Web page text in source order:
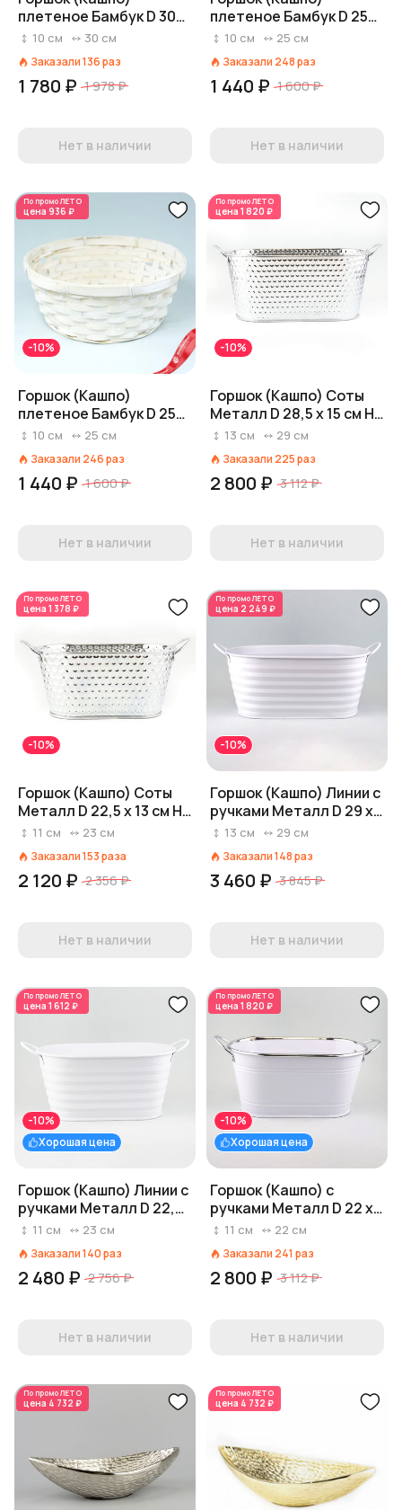
плетеное Бамбук D 30
см H 10 см Натуральный
10 см 30 см
Заказали136раз
1 780 ₽ 1 978 ₽
Нет в наличии
плетеное Бамбук D 25
см H 10 см Натуральный
10 см 25 см
Заказали 248раз
1 440 ₽ 1 600 ₽
Нет в наличии
По промоЛЕТО
цена 936 ₽
-10%
Горшок (Кашпо)
плетеное Бамбук D 25
см H 10 см Белый
10 см 25 см
Заказали 246раз
1 440 ₽ 1 600 ₽
Нет в наличии
По промоЛЕТО
цена 1 820 ₽
-10%
Горшок (Кашпо) Соты
Металл D 28,5 x 15 см H
12,5 см Серебряный
13 см 29 см
Заказали 225раз
2 800 ₽ 3 112 ₽
Нет в наличии
По промоЛЕТО
цена 1 378 ₽
-10%
Горшок (Кашпо) Соты
Металл D 22,5 x 13 см H
11 см Серебряный
11 см 23 см
Заказали153раза
2 120 ₽ 2 356 ₽
Нет в наличии
По промоЛЕТО
цена 2 249 ₽
-10%
Горшок (Кашпо) Линии с
ручками Металл D 29 x
15 см H 12,5 см Белый
13 см 29 см
Заказали148раз
3 460 ₽ 3 845 ₽
Нет в наличии
По промоЛЕТО
цена 1 612 ₽
Хорошая цена
-10%
Горшок (Кашпо) Линии с
ручками Металл D 22,5
x 13 см H 10,5 см Белый
11 см 23 см
Заказали140раз
2 480 ₽ 2 756 ₽
Нет в наличии
По промоЛЕТО
цена 1 820 ₽
Хорошая цена
-10%
Горшок (Кашпо) с
ручками Металл D 22 x
12,5 см H 10,5 см Белый
11 см 22 см
Заказали 241 раз
2 800 ₽ 3 112 ₽
Нет в наличии
По промоЛЕТО
цена 4 732 ₽
По промоЛЕТО
цена 4 732 ₽